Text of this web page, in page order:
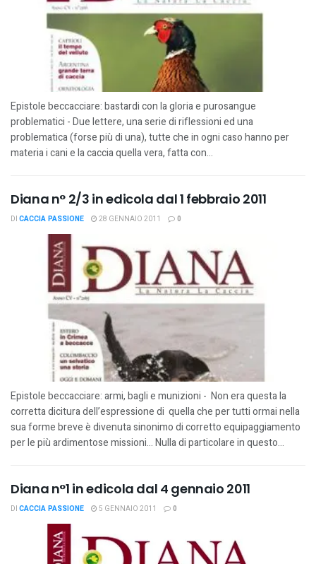
Epistole beccacciare: bastardi con la gloria e purosangue
problematici - Due lettere, una serie di riflessioni ed una
problematica (forse più di una), tutte che in ogni caso hanno per
materia i cani e la caccia quella vera, fatta con...
Diana n° 2/3 in edicola dal 1 febbraio 2011
DI CACCIA PASSIONE 28 GENNAIO 2011 0
Epistole beccacciare: armi, bagli e munizioni - Non era questa la
corretta dicitura dell’espressione di quella che per tutti ormai nella
sua forme breve è divenuta sinonimo di corretto equipaggiamento
per le più ardimentose missioni... Nulla di particolare in questo...
Diana n°1 in edicola dal 4 gennaio 2011
DI CACCIA PASSIONE 5 GENNAIO 2011 0